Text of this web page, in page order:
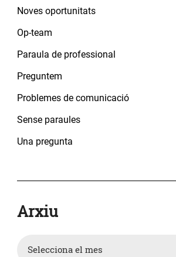
Noves oportunitats
Op-team
Paraula de professional
Preguntem
Problemes de comunicació
Sense paraules
Una pregunta
Arxiu